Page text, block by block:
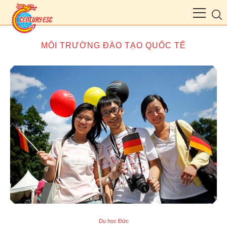
MÔI TRƯỜNG ĐÀO TẠO QUỐC TẾ
Du học Đức